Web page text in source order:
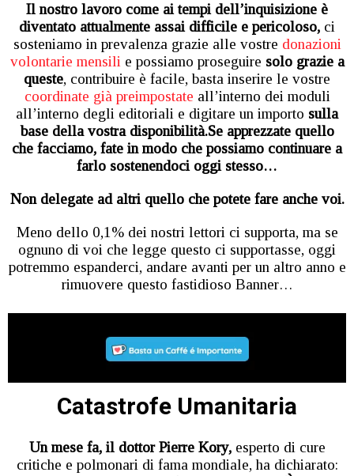
Il nostro lavoro come ai tempi dell’inquisizione è
diventato attualmente assai difficile e pericoloso, ci
sosteniamo in prevalenza grazie alle vostre donazioni
volontarie mensili e possiamo proseguire solo grazie a
queste, contribuire è facile, basta inserire le vostre
coordinate già preimpostate all’interno dei moduli
all’interno degli editoriali e digitare un importo sulla
base della vostra disponibilità.Se apprezzate quello
che facciamo, fate in modo che possiamo continuare a
farlo sostenendoci oggi stesso…
Non delegate ad altri quello che potete fare anche voi.
Meno dello 0,1% dei nostri lettori ci supporta, ma se
ognuno di voi che legge questo ci supportasse, oggi
potremmo espanderci, andare avanti per un altro anno e
rimuovere questo fastidioso Banner…
Catastrofe Umanitaria
Un mese fa, il dottor Pierre Kory,esperto di cure
critiche e polmonari di fama mondiale, ha dichiarato: